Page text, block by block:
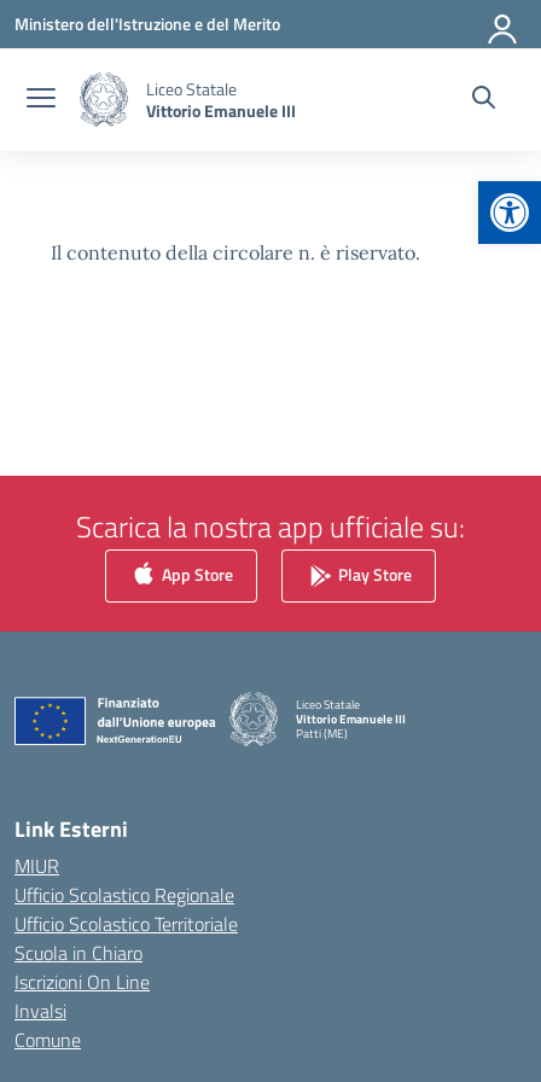
Vai ai contenuti
Vai al menu di navigazione
Vai al footer
Ministero dell'Istruzione e del Merito
Liceo Statale
Vittorio Emanuele III
Il contenuto della circolare n. è riservato.
Scarica la nostra app ufficiale su:
App Store Play Store
Liceo Statale
Vittorio Emanuele III
Patti (ME)
Link Esterni
MIUR
Ufficio Scolastico Regionale
Ufficio Scolastico Territoriale
Scuola in Chiaro
Iscrizioni On Line
Invalsi
Comune